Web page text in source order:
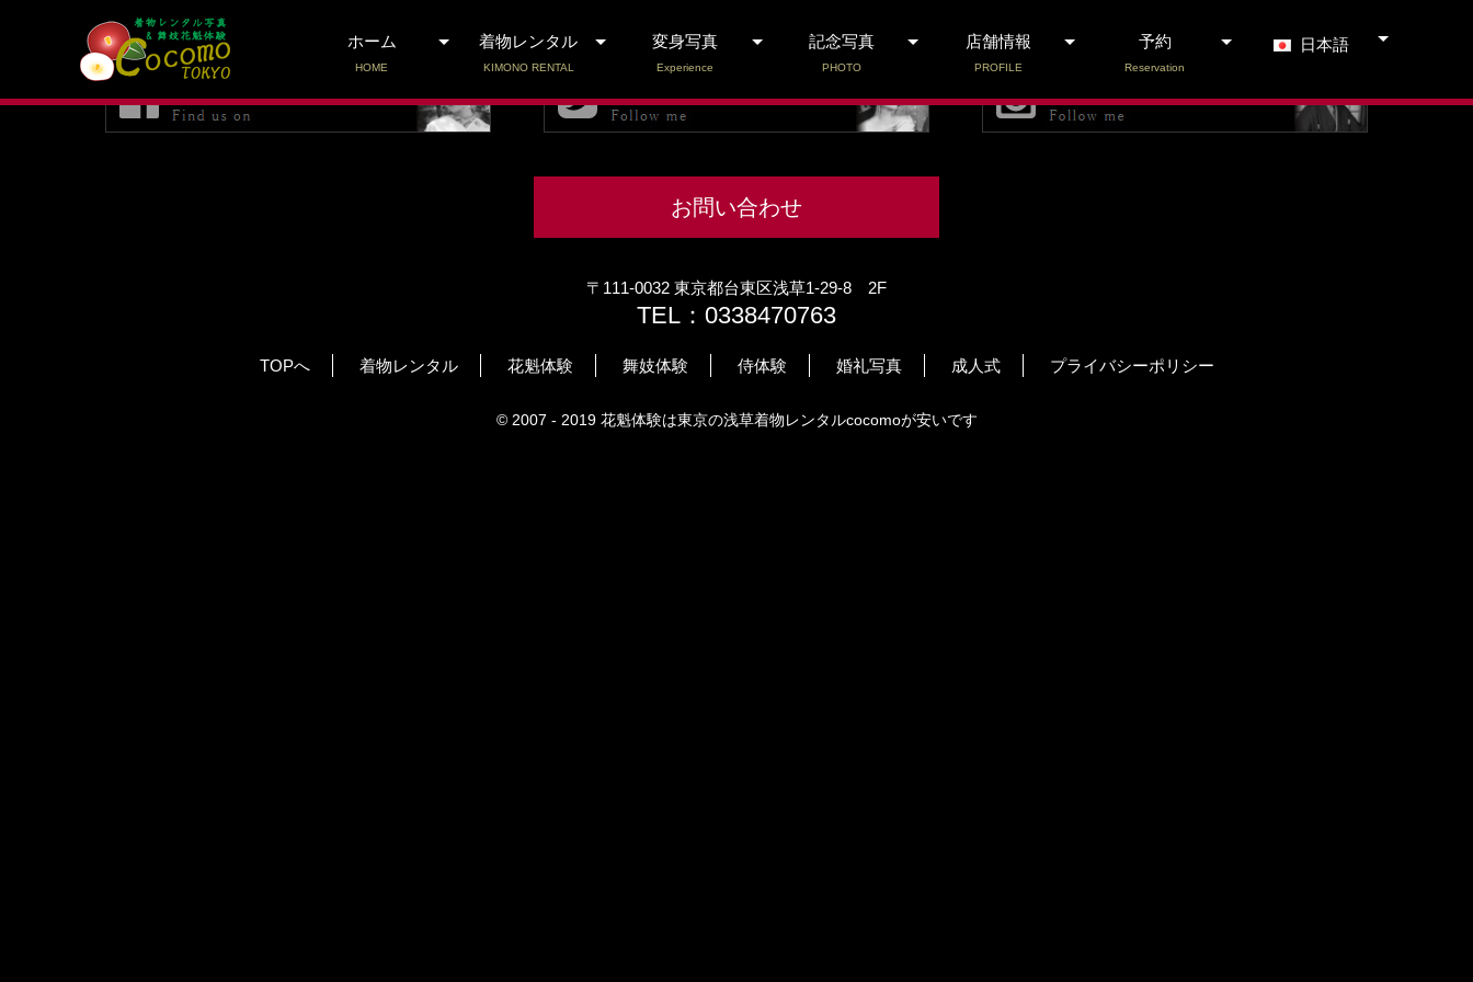
ホーム
HOME
着物レンタル
KIMONO RENTAL
変身写真
Experience
記念写真
PHOTO
店舗情報
PROFILE
予約
Reservation
日本語
お問い合わせ
〒111-0032 東京都台東区浅草1-29-8 2F
TEL：0338470763
TOPへ 着物レンタル 花魁体験 舞妓体験 侍体験 婚礼写真 成人式 プライバシーポリシー
© 2007 - 2019 花魁体験は東京の浅草着物レンタルcocomoが安いです